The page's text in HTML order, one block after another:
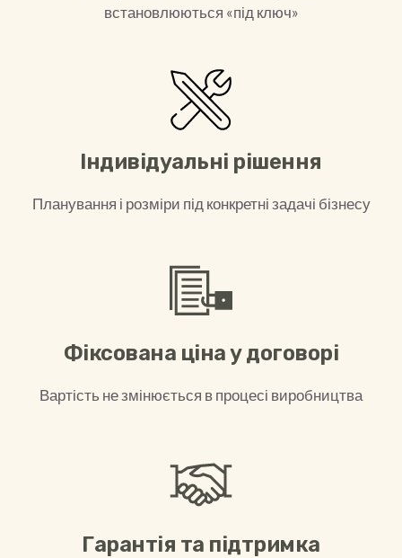
встановлюються «під ключ»
Індивідуальні рішення
Планування і розміри під конкретні задачі бізнесу
Фіксована ціна у договорі
Вартість не змінюється в процесі виробництва
Гарантія та підтримка